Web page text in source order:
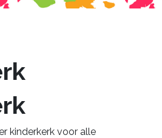
kinderkerk voor alle